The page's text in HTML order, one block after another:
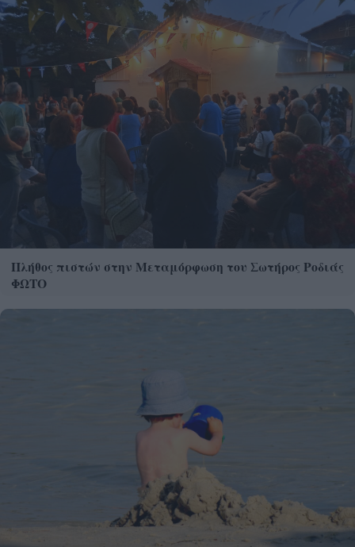
Πλήθος πιστών στην Μεταμόρφωση του Σωτήρος Ροδιάς
ΦΩΤΟ